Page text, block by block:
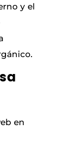
y el
en